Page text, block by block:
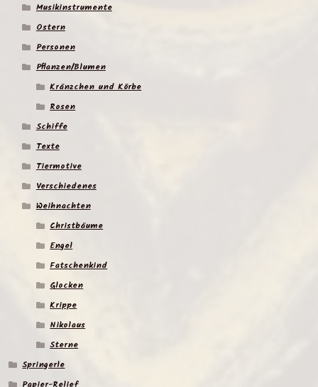
Musikinstrumente
Ostern
Personen
Pflanzen/Blumen
Kränzchen und Körbe
Rosen
Schiffe
Texte
Tiermotive
Verschiedenes
Weihnachten
Christbäume
Engel
Fatschenkind
Glocken
Krippe
Nikolaus
Sterne
Springerle